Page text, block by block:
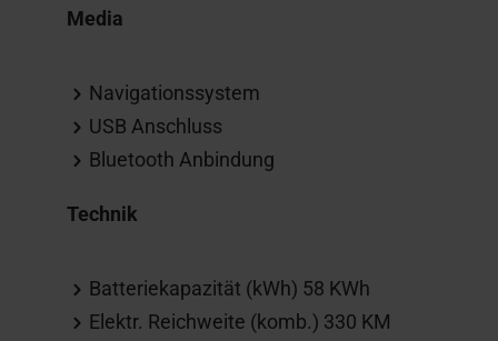
Media
Navigationssystem
USB Anschluss
Bluetooth Anbindung
Technik
Batteriekapazität (kWh) 58 KWh
Elektr. Reichweite (komb.) 330 KM